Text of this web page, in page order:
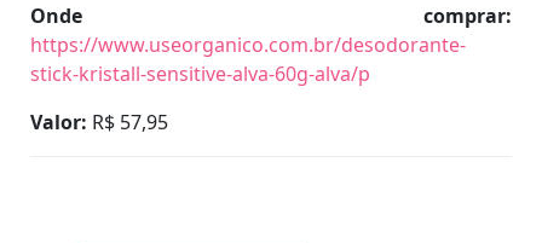
Onde comprar:
https://www.useorganico.com.br/desodorante-
stick-kristall-sensitive-alva-60g-alva/p
Valor: R$ 57,95